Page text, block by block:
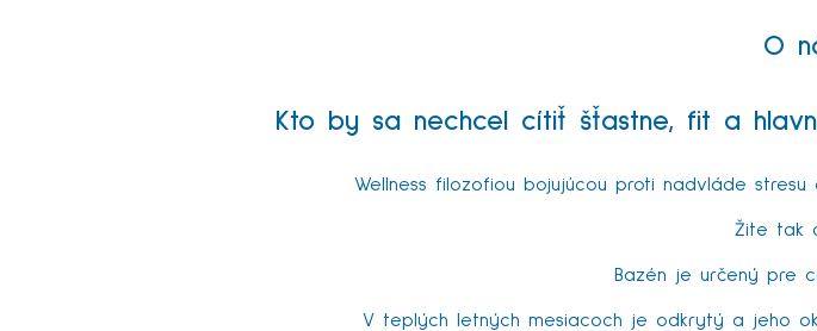
O
Kto by sa nechcel cítiť šťastne, fit a
Wellness filozofiou bojujúcou proti nadvláde
Žite tak
Bazén je určený pre
V teplých letných mesiacoch je odkrytý a jeho